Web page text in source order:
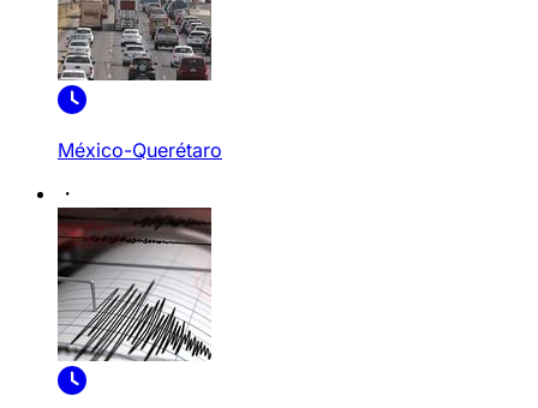
México-Querétaro